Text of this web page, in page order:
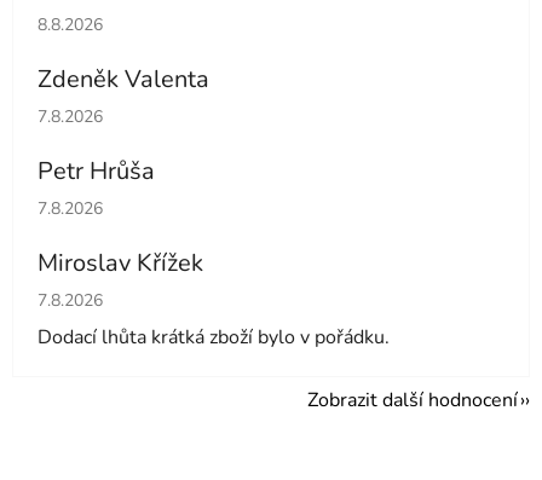
Hodnocení obchodu je 5 z 5 hvězdiček.
8.8.2026
Zdeněk Valenta
Hodnocení obchodu je 5 z 5 hvězdiček.
7.8.2026
Petr Hrůša
Hodnocení obchodu je 5 z 5 hvězdiček.
7.8.2026
Miroslav Křížek
Hodnocení obchodu je 5 z 5 hvězdiček.
7.8.2026
Dodací lhůta krátká zboží bylo v pořádku.
Zobrazit další hodnocení